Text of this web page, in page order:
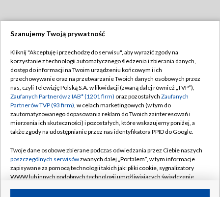
TVP
Abonament TVP
Emisja w TVP
Centrum informacji TVP
Naziemna Telewizja Cyfrowa
Rada Programowa
System NOS
Informacje o nadawcy
Regulamin TVP
Polityka prywatności
Moje zgody
Pomoc
Kontakt
Kanały
Szanujemy Twoją prywatność
Kliknij "Akceptuję i przechodzę do serwisu", aby wyrazić zgody na
korzystanie z technologii automatycznego śledzenia i zbierania danych,
dostęp do informacji na Twoim urządzeniu końcowym i ich
przechowywanie oraz na przetwarzanie Twoich danych osobowych przez
nas, czyli Telewizję Polską S.A. w likwidacji (zwaną dalej również „TVP”),
Zaufanych Partnerów z IAB* (1201 firm) oraz pozostałych Zaufanych
Partnerów TVP (93 firm), w celach marketingowych (w tym do
zautomatyzowanego dopasowania reklam do Twoich zainteresowań i
mierzenia ich skuteczności) i pozostałych, które wskazujemy poniżej, a
także zgody na udostępnianie przez nas identyfikatora PPID do Google.
Twoje dane osobowe zbierane podczas odwiedzania przez Ciebie naszych
poszczególnych serwisówzwanych dalej „Portalem”, w tym informacje
zapisywane za pomocą technologii takich jak: pliki cookie, sygnalizatory
WWW lub innych podobnych technologii umożliwiających świadczenie